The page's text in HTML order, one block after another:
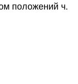
положений ч.